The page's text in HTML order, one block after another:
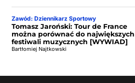
Zawód: Dziennikarz Sportowy
Tomasz Jaroński: Tour de France
można porównać do największych
festiwali muzycznych [WYWIAD]
Bartłomiej Najtkowski